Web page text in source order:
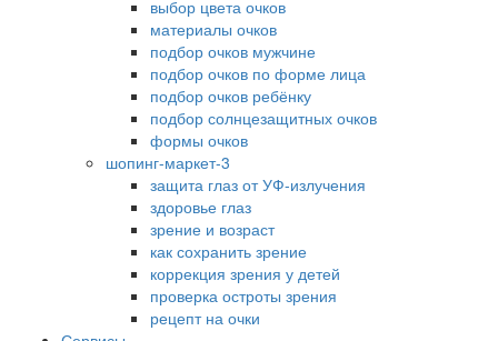
выбор цвета очков
материалы очков
подбор очков мужчине
подбор очков по форме лица
подбор очков ребёнку
подбор солнцезащитных очков
формы очков
шопинг-маркет-3
защита глаз от УФ-излучения
здоровье глаз
зрение и возраст
как сохранить зрение
коррекция зрения у детей
проверка остроты зрения
рецепт на очки